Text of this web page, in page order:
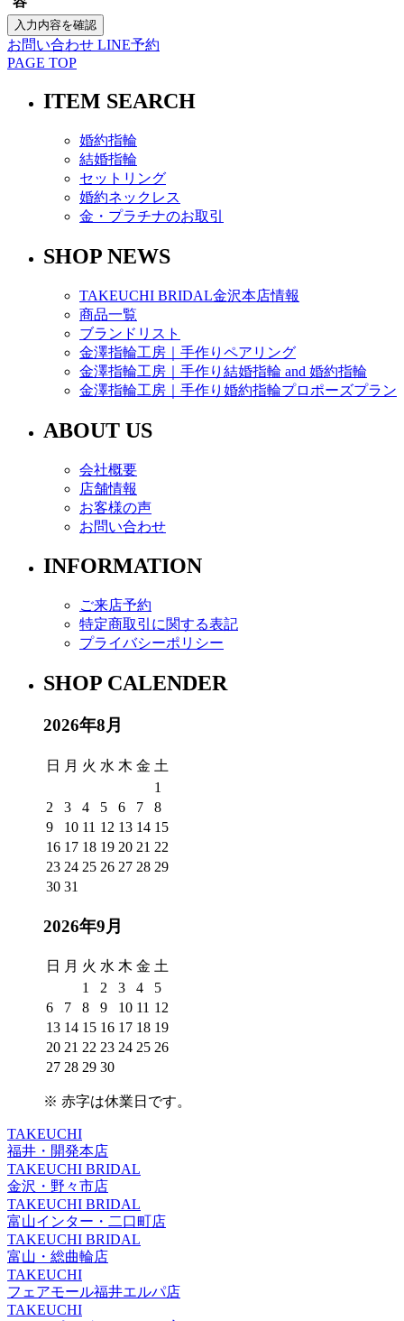
お問い合わせ LINE予約
PAGE TOP
ITEM SEARCH
婚約指輪
結婚指輪
セットリング
婚約ネックレス
金・プラチナのお取引
SHOP NEWS
TAKEUCHI BRIDAL金沢本店情報
商品一覧
ブランドリスト
金澤指輪工房｜手作りペアリング
金澤指輪工房｜手作り結婚指輪 and 婚約指輪
金澤指輪工房｜手作り婚約指輪プロポーズプラン
ABOUT US
会社概要
店舗情報
お客様の声
お問い合わせ
INFORMATION
ご来店予約
特定商取引に関する表記
プライバシーポリシー
SHOP CALENDER
2026年8月
日 月 火 水 木 金 土
1
2
3 4 5 6 7
8
9
10 11 12 13 14 15
16 17 18 19 20 21 22
23 24 25 26 27 28 29
30 31
2026年9月
日 月 火 水 木 金 土
1
2 3 4
5
6
7 8 9 10 11 12
13 14 15 16 17 18 19
20 21 22 23 24 25 26
27 28 29 30
※ 赤字は休業日 です。
TAKEUCHI
福井・開発本店
TAKEUCHI BRIDAL
金沢・野々市店
TAKEUCHI BRIDAL
富山インター・二口町店
TAKEUCHI BRIDAL
富山・総曲輪店
TAKEUCHI
フェアモール福井エルパ店
TAKEUCHI